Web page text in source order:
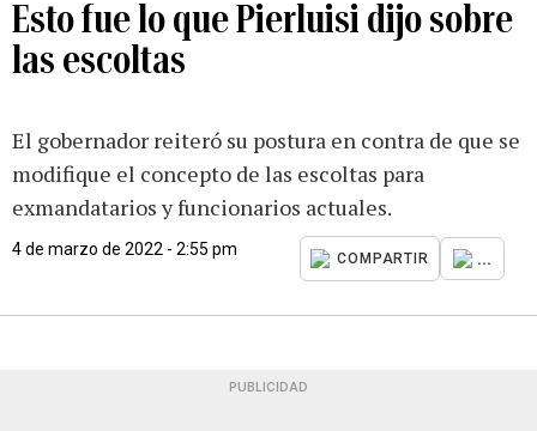
Esto fue lo que Pierluisi dijo sobre
las escoltas
El gobernador reiteró su postura en contra de que se
modifique el concepto de las escoltas para
exmandatarios y funcionarios actuales.
4 de marzo de 2022 - 2:55 pm
COMPARTIR ...
PUBLICIDAD